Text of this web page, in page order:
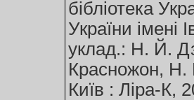
бібліотека
України імені
уклад.: Н. Й.
Красножон,
Київ : Ліра-К,